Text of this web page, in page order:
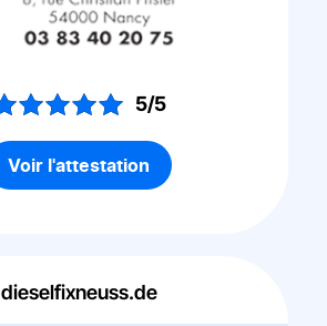
5/5
Voir l'attestation
dieselfixneuss.de